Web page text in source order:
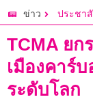
ข่าว ประชา
TCMA ยก
เมืองคาร์
ระดับโลก